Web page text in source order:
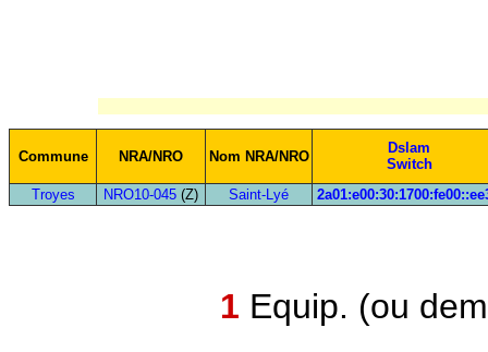
Commune NRA/NRO Nom NRA/NRO
Dslam
Switch
Troyes
NRO10-045 (Z) Saint-Lyé
1 Equip. (ou